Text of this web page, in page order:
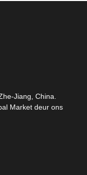
Jiang, China.
Market deur ons